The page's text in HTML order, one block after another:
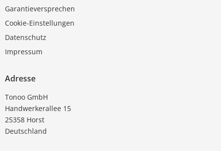
Garantieversprechen
Cookie-Einstellungen
Datenschutz
Impressum
Adresse
Tonoo GmbH
Handwerkerallee 15
25358 Horst
Deutschland